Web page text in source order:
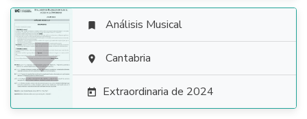

 Análisis Musical
 Cantabria
 Extraordinaria de 2024